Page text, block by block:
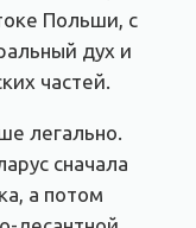
Польши, с
дух и
частей.
легально.
сначала
а потом